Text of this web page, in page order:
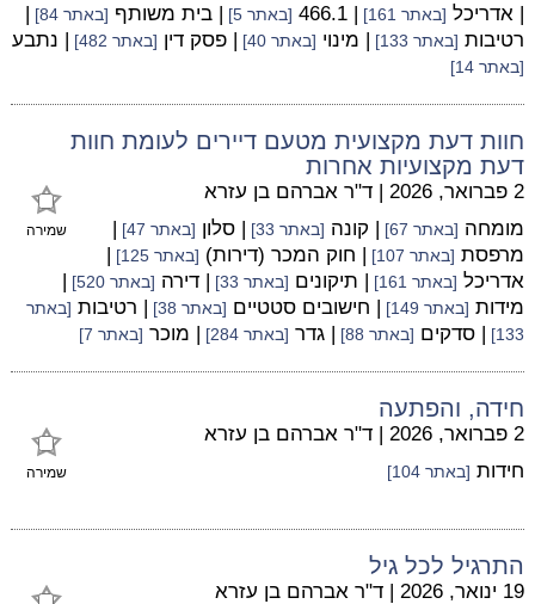
| אדריכל [באתר 161] | 466.1 [באתר 5] | בית משותף [באתר 84]
|
רטיבות [באתר 133] | מינוי [באתר 40] | פסק דין [באתר 482] | נתבע
[באתר 14]
חוות דעת מקצועית מטעם דיירים לעומת חוות
דעת מקצועיות אחרות
שמירה
2 פברואר, 2026 | ד"ר אברהם בן עזרא
מומחה [באתר 67] | קונה [באתר 33] | סלון [באתר 47]
|
מרפסת [באתר 107] | חוק המכר (דירות) [באתר 125]
|
אדריכל [באתר 161] | תיקונים [באתר 33] | דירה [באתר 520]
|
מידות [באתר 149] | חישובים סטטיים [באתר 38] | רטיבות [באתר
133]
| סדקים [באתר 88] | גדר [באתר 284] | מוכר [באתר 7]
חידה, והפתעה
שמירה
2 פברואר, 2026 | ד"ר אברהם בן עזרא
חידות [באתר 104]
התרגיל לכל גיל
19 ינואר, 2026 | ד"ר אברהם בן עזרא